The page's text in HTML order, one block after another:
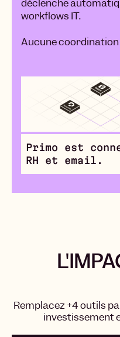
déclenche
workflows IT.
Aucune coordination
Primo est
RH et email.
Remplacez +4 outils
investissement